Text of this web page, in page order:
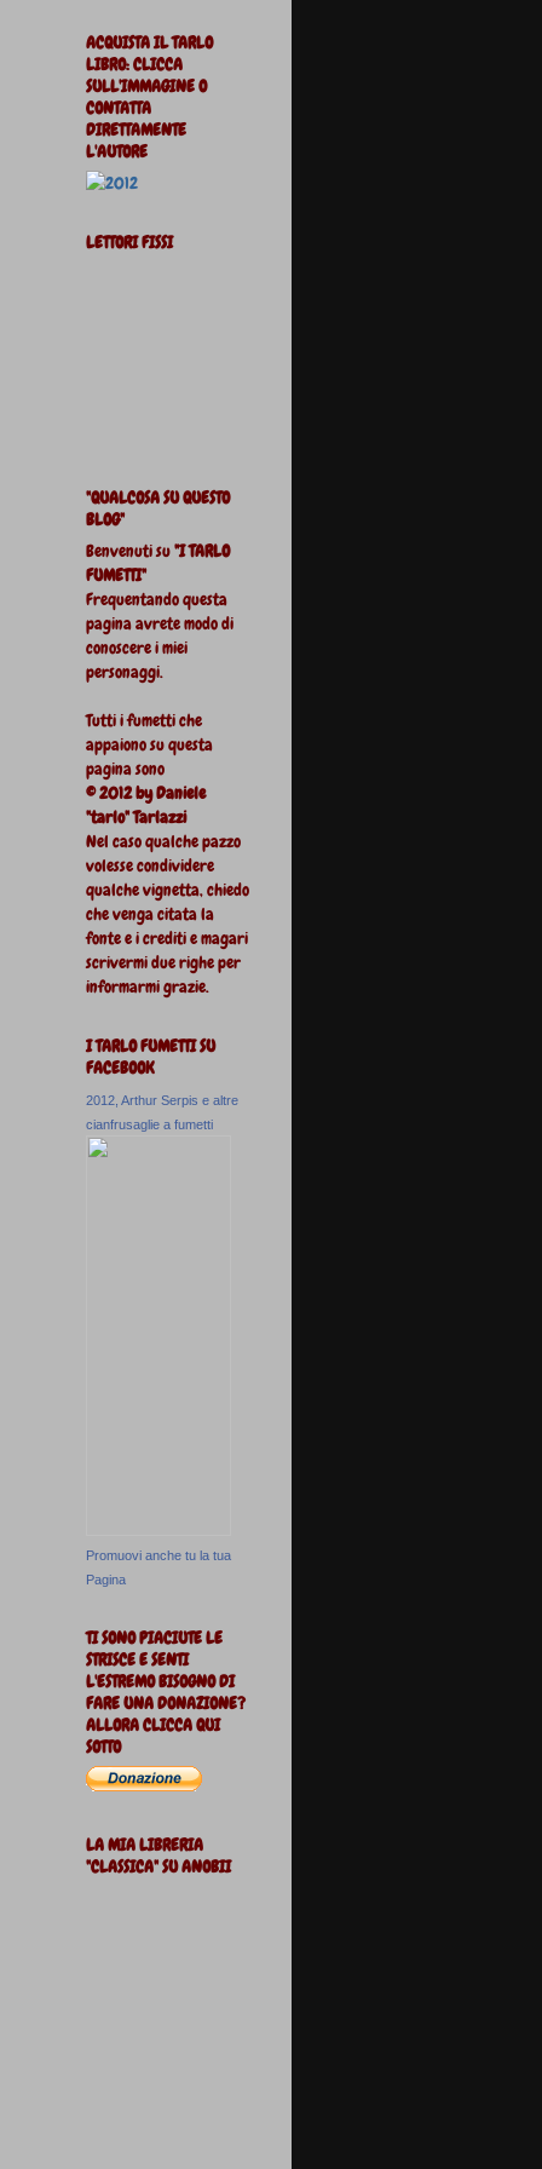
ACQUISTA IL TARLO
LIBRO: CLICCA
SULL'IMMAGINE O
CONTATTA
DIRETTAMENTE
L'AUTORE
LETTORI FISSI
"QUALCOSA SU QUESTO
BLOG"
Benvenuti su"I TARLO
FUMETTI"
Frequentando questa
pagina avrete modo di
conoscere i miei
personaggi.
Tutti i fumetti che
appaiono su questa
pagina sono
© 2012 by Daniele
"tarlo" Tarlazzi
Nel caso qualche pazzo
volesse condividere
qualche vignetta, chiedo
che venga citata la
fonte e i crediti e magari
scrivermi due righe per
informarmi grazie.
I TARLO FUMETTI SU
FACEBOOK
2012, Arthur Serpis e altre
cianfrusaglie a fumetti
Promuovi anche tu la tua
Pagina
TI SONO PIACIUTE LE
STRISCE E SENTI
L'ESTREMO BISOGNO DI
FARE UNA DONAZIONE?
ALLORA CLICCA QUI
SOTTO
LA MIA LIBRERIA
"CLASSICA" SU ANOBII